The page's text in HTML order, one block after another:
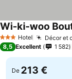
3 ÉtoilesHotel Décor et
Wi-ki-woo
8,5 Excellent 1 582
De 213 €